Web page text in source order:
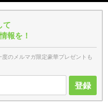
て
報を！
のメルマガ限定豪華プレゼントも
登録